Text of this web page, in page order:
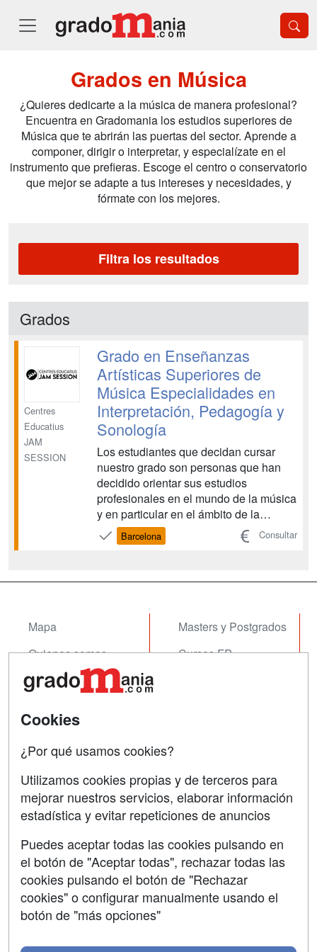
Grados en Música
¿Quieres dedicarte a la música de manera profesional?
Encuentra en Gradomania los estudios superiores de
Música que te abrirán las puertas del sector. Aprende a
componer, dirigir o interpretar, y especialízate en el
instrumento que prefieras. Escoge el centro o conservatorio
que mejor se adapte a tus intereses y necesidades, y
fórmate con los mejores.
Filtra los resultados
Grados
Centres
Educatius
JAM
SESSION
Grado en Enseñanzas
Artísticas Superiores de
Música Especialidades en
Interpretación, Pedagogía y
Sonología
Los estudiantes que decidan cursar
nuestro grado son personas que han
decidido orientar sus estudios
profesionales en el mundo de la música
y en particular en el ámbito de la
música moderna y todas sus
ramificaciones hasta la actualidad.
Barcelona Consultar
Mapa
Quienes somos
Tarifas publicidad
Masters y Postgrados
Cursos FP
Contactar
Confidencialidad
Copyleft
SÍGUENOS EN:
Cookies
¿Por qué usamos cookies?
Utilizamos cookies propias y de terceros para
mejorar nuestros servicios, elaborar información
estadística y evitar repeticiones de anuncios
Puedes aceptar todas las cookies pulsando en
el botón de "Aceptar todas", rechazar todas las
cookies pulsando el botón de "Rechazar
cookies" o configurar manualmente usando el
botón de "más opciones"